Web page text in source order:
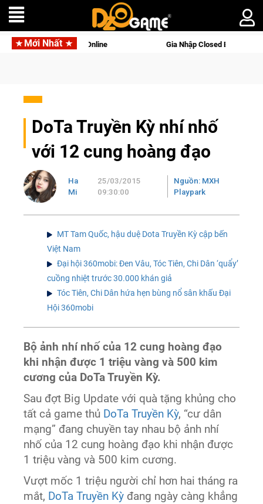
Mới Nhất
Online Gia Nhập Closed Beta Norse Saga: Cửu Giới
DoTa Truyền Kỳ nhí nhố
với 12 cung hoàng đạo
Ha
Mi
25/03/2015
09:30:00
Nguồn: MXH
Playpark
MT Tam Quốc, hậu duệ Dota Truyền Kỳ cập bến
Việt Nam
Đại hội 360mobi: Đen Vâu, Tóc Tiên, Chi Dân ‘quẩy’
cuồng nhiệt trước 30.000 khán giả
Tóc Tiên, Chi Dân hứa hẹn bùng nổ sân khấu Đại
Hội 360mobi
Bộ ảnh nhí nhố của 12 cung hoàng đạo
khi nhận được 1 triệu vàng và 500 kim
cương của DoTa Truyền Kỳ.
Sau đợt Big Update với quà tặng khủng cho
tất cả game thủ DoTa Truyền Kỳ, “cư dân
mạng” đang chuyền tay nhau bộ ảnh nhí
nhố của 12 cung hoàng đạo khi nhận được
1 triệu vàng và 500 kim cương.
Vượt mốc 1 triệu người chỉ hơn hai tháng ra
mắt, DoTa Truyền Kỳ đang ngày càng khẳng